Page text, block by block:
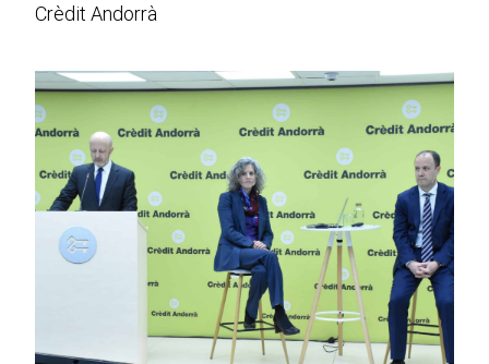
Crèdit Andorrà